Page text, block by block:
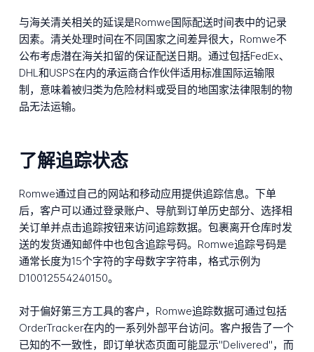
与海关清关相关的延误是Romwe国际配送时间表中的记录
因素。清关处理时间在不同国家之间差异很大，Romwe不
公布考虑潜在海关扣留的保证配送日期。通过包括FedEx、
DHL和USPS在内的承运商合作伙伴适用标准国际运输限
制，意味着被归类为危险材料或受目的地国家法律限制的物
品无法运输。
了解追踪状态
Romwe通过自己的网站和移动应用提供追踪信息。下单
后，客户可以通过登录账户、导航到订单历史部分、选择相
关订单并点击追踪按钮来访问追踪数据。包裹离开仓库时发
送的发货通知邮件中也包含追踪号码。Romwe追踪号码是
通常长度为15个字符的字母数字字符串，格式示例为
D10012554240150。
对于偏好第三方工具的客户，Romwe追踪数据可通过包括
OrderTracker在内的一系列外部平台访问。客户报告了一个
已知的不一致性，即订单状态页面可能显示"Delivered"，而